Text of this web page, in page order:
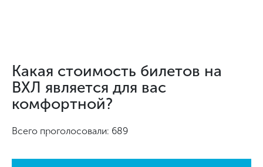
Какая стоимость билетов на
ВХЛ является для вас
комфортной?
Всего проголосовали: 689